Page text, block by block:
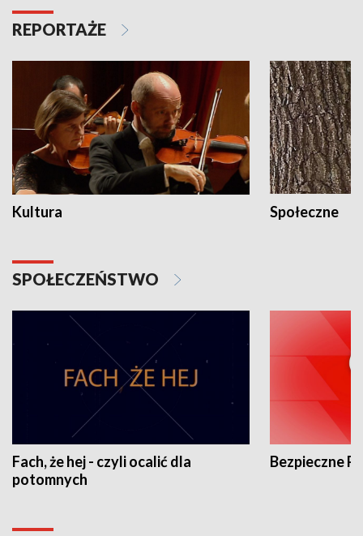
REPORTAŻE
Kultura Społeczne
SPOŁECZEŃSTWO
Fach, że hej - czyli ocalić dla
potomnych
Bezpieczne